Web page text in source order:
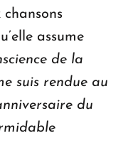
assume
de la
suis rendue au
du